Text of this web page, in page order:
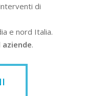
di
e nord Italia.
.